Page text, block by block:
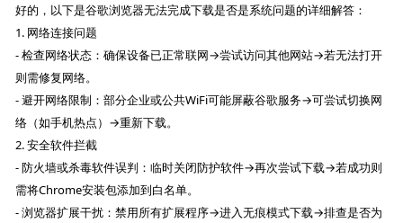
好的，以下是谷歌浏览器无法完成下载是否是系统问题的详细解答：
1. 网络连接问题
- 检查网络状态：确保设备已正常联网→尝试访问其他网站→若无法打开
则需修复网络。
- 避开网络限制：部分企业或公共WiFi可能屏蔽谷歌服务→可尝试切换网
络（如手机热点）→重新下载。
2. 安全软件拦截
- 防火墙或杀毒软件误判：临时关闭防护软件→再次尝试下载→若成功则
需将Chrome安装包添加到白名单。
- 浏览器扩展干扰：禁用所有扩展程序→进入无痕模式下载→排查是否为